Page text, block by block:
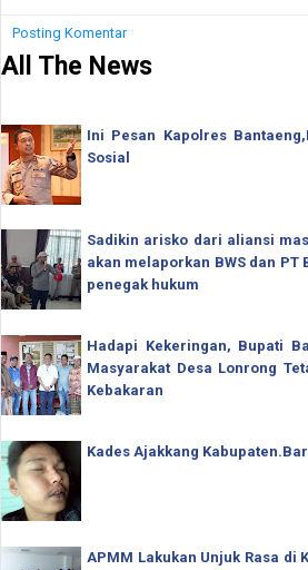
Posting Komentar
All The News
Ini Pesan Kapolres
Sosial
Sadikin arisko dari aliansi
akan melaporkan BWS dan
penegak hukum
Hadapi Kekeringan, Bupati
Masyarakat Desa Lonrong
Kebakaran
Kades Ajakkang
APMM Lakukan Unjuk Rasa di